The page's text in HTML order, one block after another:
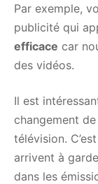
Par exemple,
publicité qui
efficace car
des vidéos.
Il est
changement
télévision.
arrivent à
dans les